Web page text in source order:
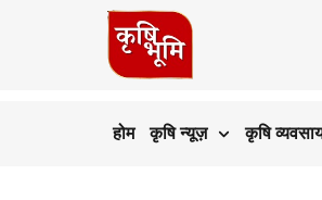
होम कृषि न्यूज़ कृषि